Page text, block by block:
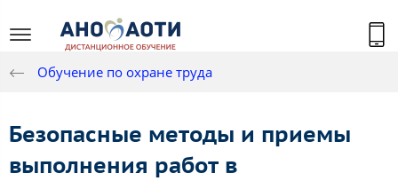
Обучение по охране труда
Безопасные методы и приемы
выполнения работ в